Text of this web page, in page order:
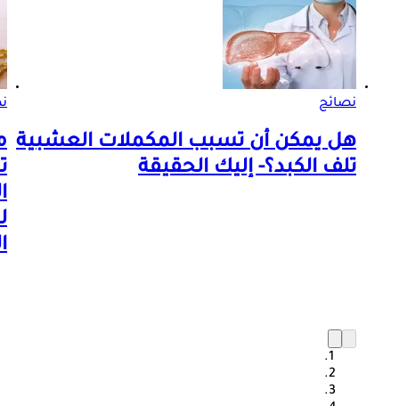
نصائح
هل يمكن أن تسبب المكملات العشبية
تلف الكبد؟- إليك الحقيقة